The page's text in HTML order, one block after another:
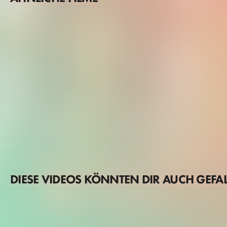
DIESE VIDEOS KÖNNTEN DIR AUCH